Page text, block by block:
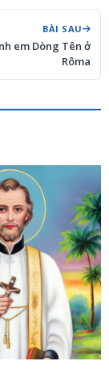
BÀI SAU
em Dòng Tên ở
Rôma